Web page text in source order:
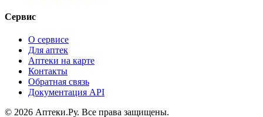
Сервис
О сервисе
Для аптек
Аптеки на карте
Контакты
Обратная связь
Документация API
© 2026 Аптеки.Ру. Все права защищены.